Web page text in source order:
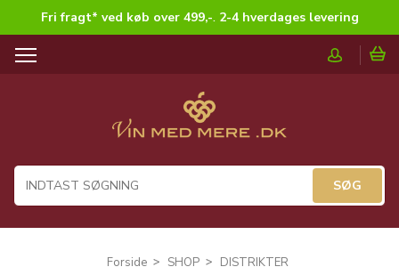
Fri fragt* ved køb over 499,-. 2-4 hverdages levering
T
a
i
Forside SHOP
DISTRIKTER